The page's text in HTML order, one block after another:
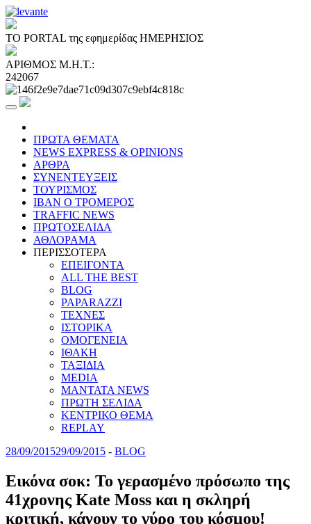
ΤΟ PORTAL της εφημερίδας ΗΜΕΡΗΣΙΟΣ
ΑΡΙΘΜΟΣ Μ.Η.Τ.:
242067
ΠΡΩΤΑ ΘΕΜΑΤΑ
NEWS EXPRESS & OPINIONS
ΑΡΘΡΑ
ΣΥΝΕΝΤΕΥΞΕΙΣ
ΤΟΥΡΙΣΜΟΣ
ΙΒΑΝ Ο ΤΡΟΜΕΡΟΣ
TRAFFIC NEWS
ΠΡΩΤΟΣΕΛΙΔΑ
ΑΘΛΟΡΑΜΑ
ΠΕΡΙΣΣΟΤΕΡΑ
ΕΠΕΙΓΟΝΤΑ
ALL THE BEST
BLOG
PAPARAZZI
ΤΕΧΝΕΣ
ΙΣΤΟΡΙΚΑ
ΟΜΟΓΕΝΕΙΑ
ΙΘΑΚΗ
ΤΑΞΙΔΙΑ
MEDIA
MANTATA NEWS
ΠΡΩΤΗ ΣΕΛΙΔΑ
ΚΕΝΤΡΙΚΟ ΘΕΜΑ
REPLAY
28/09/201529/09/2015 - BLOG
Εικόνα σοκ: Το γερασμένο πρόσωπο της
41χρονης Kate Moss και η σκληρή
κριτική, κάνουν το γύρο του κόσμου!